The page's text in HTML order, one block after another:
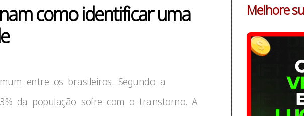
como identificar uma
entre os brasileiros. Segundo a
da população sofre com o transtorno. A
Melhore